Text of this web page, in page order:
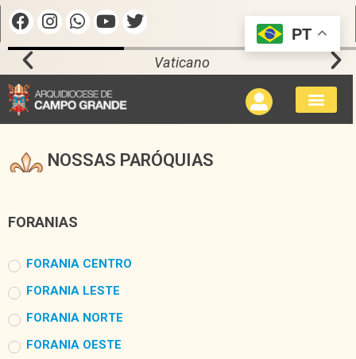
Vaticano
NOSSAS PARÓQUIAS
FORANIAS
FORANIA CENTRO
FORANIA LESTE
FORANIA NORTE
FORANIA OESTE
PT